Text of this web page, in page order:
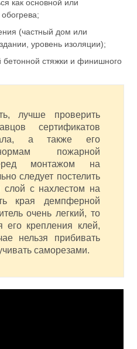
как основной или
(частный дом или
уровень изоляции);
стяжки и финишного
лучше проверить
сертификатов
а также его
пожарной
монтажом на
следует постелить
слой с нахлестом на
края демпферной
очень легкий, то
крепления клей,
нельзя прибивать
саморезами.